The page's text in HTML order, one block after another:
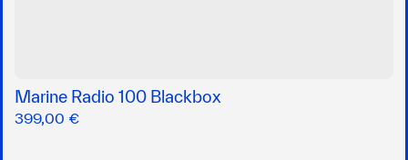
Marine Radio 100 Blackbox
399,00 €